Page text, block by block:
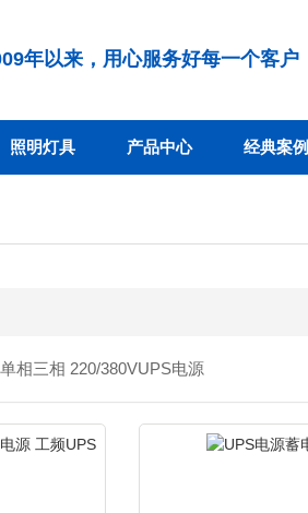
年以来，用心服务好每一个客户
照明灯具 产品中心 经典案例
相三相 220/380VUPS电源